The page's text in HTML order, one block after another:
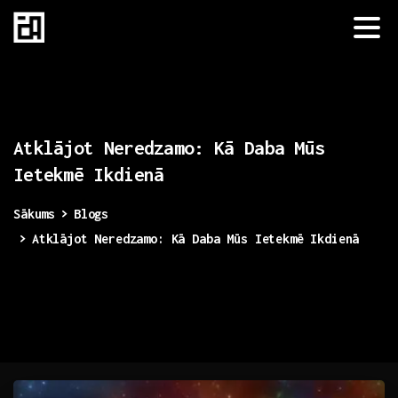
Atklājot Neredzamo: Kā Daba Mūs
Ietekmē Ikdienā
Sākums
Blogs
Atklājot Neredzamo: Kā Daba Mūs Ietekmē Ikdienā